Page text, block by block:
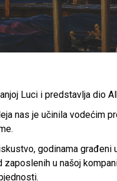
Luci i predstavlja dio
nas je učinila vodećim
godinama
u našoj